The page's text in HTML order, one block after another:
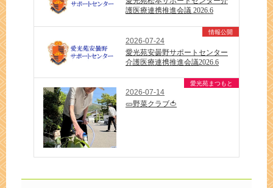
護医療連携推進会議 2026.6
2026-07-24
情報公開
愛光苑安曇野サポートセンター
介護医療連携推進会議2026.6
2026-07-14
愛光苑まつもと
🥒野菜クラブ🍅